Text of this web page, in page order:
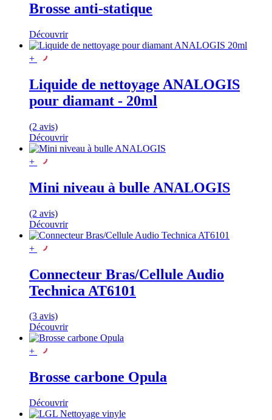
Brosse anti-statique
Découvrir
+
Liquide de nettoyage ANALOGIS
pour diamant - 20ml
(2 avis)
Découvrir
+
Mini niveau à bulle ANALOGIS
(2 avis)
Découvrir
+
Connecteur Bras/Cellule Audio
Technica AT6101
(3 avis)
Découvrir
+
Brosse carbone Opula
Découvrir